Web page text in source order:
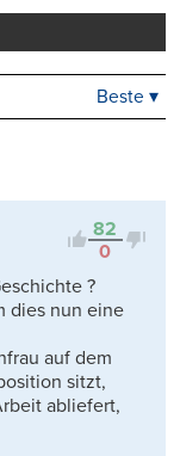
Beste ▾
82
0
?
dies nun eine
auf dem
sitzt,
abliefert,